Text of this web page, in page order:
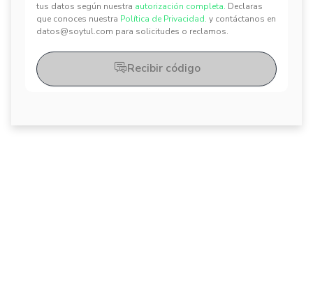
tus datos según nuestra autorización completa. Declaras
que conoces nuestra Política de Privacidad. y contáctanos en
datos@soytul.com para solicitudes o reclamos.
Recibir código